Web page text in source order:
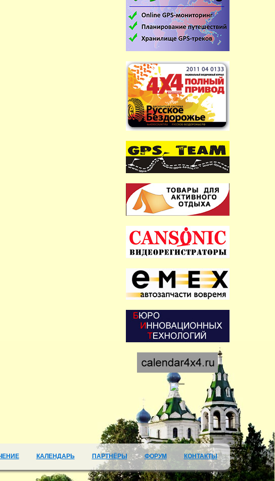
КАЛЕНДАРЬ ПАРТНЁРЫ ФОРУМ КОНТАКТЫ